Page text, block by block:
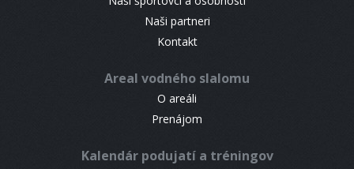
Naši partneri
Kontakt
Areal vodného slalomu
O areáli
Prenájom
Kalendár podujatí a tréningov